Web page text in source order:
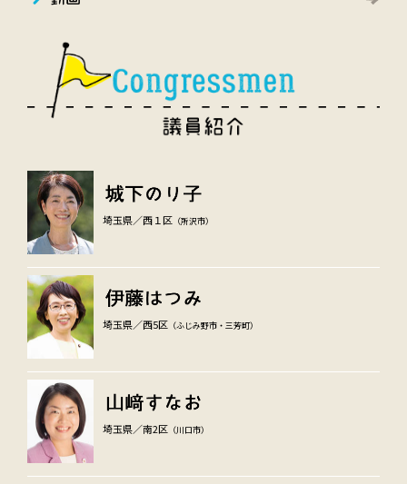
埼玉県／西１区 （所沢市）
埼玉県／西5区 （ふじみ野市・三芳町）
埼玉県／南2区 （川口市）